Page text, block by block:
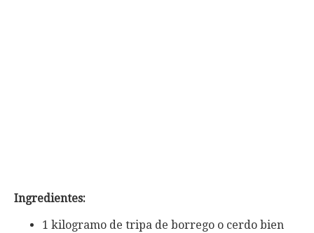
Ingredientes:
1 kilogramo de tripa de borrego o cerdo bien